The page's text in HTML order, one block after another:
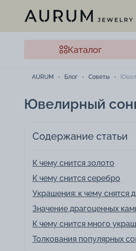
Каталог
AURUM Блог Советы
Ювелирный
Содержание статьи
К чему снится золото
К чему снится серебро
Украшения: к чему снятся
Значение драгоценных
К чему снится много
Толкования популярных